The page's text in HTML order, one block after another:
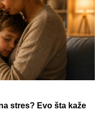
stres? Evo šta kaže